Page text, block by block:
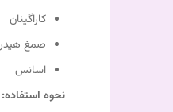
کاراگینان
صمغ
اسانس
نحوه استفاده: